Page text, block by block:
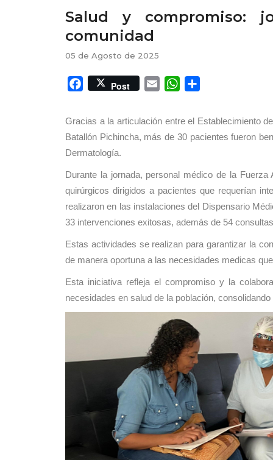
Salud y compromiso:
comunidad
05 de Agosto de 2025
Facebook
Post Email WhatsApp
Gracias a la articulación entre el Establecimiento
Batallón Pichincha, más de 30 pacientes fueron
Dermatología.
Durante la jornada, personal médico de la
quirúrgicos dirigidos a pacientes que requerían
realizaron en las instalaciones del Dispensario
33 intervenciones exitosas, además de 54
Estas actividades se realizan para garantizar la
de manera oportuna a las necesidades medicas
Esta iniciativa refleja el compromiso y la
necesidades en salud de la población,